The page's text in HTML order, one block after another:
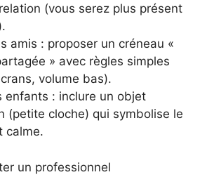
(vous serez plus présent
amis : proposer un créneau «
» avec règles simples
volume bas).
enfants : inclure un objet
(petite cloche) qui symbolise le
calme.
un professionnel